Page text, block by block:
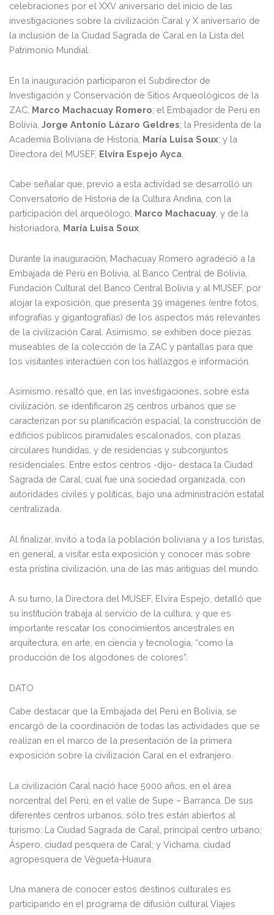
celebraciones por el XXV aniversario del inicio de las
investigaciones sobre la civilización Caral y X aniversario de
la inclusión de la Ciudad Sagrada de Caral en la Lista del
Patrimonio Mundial.
En la inauguración participaron el Subdirector de
Investigación y Conservación de Sitios Arqueológicos de la
ZAC, Marco Machacuay Romero; el Embajador de Perú en
Bolivia, Jorge Antonio Lázaro Geldres; la Presidenta de la
Academia Boliviana de Historia, María Luisa Soux; y la
Directora del MUSEF, Elvira Espejo Ayca
Cabe señalar que, previo a esta actividad se desarrolló un
Conversatorio de Historia de la Cultura Andina, con la
participación del arqueólogo, Marco Machacuay , y de la
historiadora, María Luisa Soux
Durante la inauguración, Machacuay Romero agradeció a la
Embajada de Perú en Bolivia, al Banco Central de Bolivia,
Fundación Cultural del Banco Central Bolivia y al MUSEF, por
alojar la exposición, que presenta 39 imágenes (entre fotos,
infografías y gigantografías) de los aspectos más relevantes
de la civilización Caral. Asimismo, se exhiben doce piezas
museables de la colección de la ZAC y pantallas para que
los visitantes interactúen con los hallazgos e información.
Asimismo, resaltó que, en las investigaciones, sobre esta
civilización, se identificaron 25 centros urbanos que se
caracterizan por su planificación espacial, la construcción de
edificios públicos piramidales escalonados, con plazas
circulares hundidas, y de residencias y subconjuntos
residenciales. Entre estos centros -dijo- destaca la Ciudad
Sagrada de Caral, cual fue una sociedad organizada, con
autoridades civiles y políticas, bajo una administración estatal
centralizada.
Al finalizar, invitó a toda la población boliviana y a los turistas,
en general, a visitar esta exposición y conocer más sobre
esta prístina civilización, una de las más antiguas del mundo.
A su turno, la Directora del MUSEF, Elvira Espejo, detalló que
su institución trabaja al servicio de la cultura, y que es
importante rescatar los conocimientos ancestrales en
arquitectura, en arte, en ciencia y tecnología, “como la
producción de los algodones de colores”.
DATO
Cabe destacar que la Embajada del Perú en Bolivia, se
encargó de la coordinación de todas las actividades que se
realizan en el marco de la presentación de la primera
exposición sobre la civilización Caral en el extranjero.
La civilización Caral nació hace 5000 años, en el área
norcentral del Perú, en el valle de Supe – Barranca. De sus
diferentes centros urbanos, sólo tres están abiertos al
turismo: La Ciudad Sagrada de Caral, principal centro urbano;
Áspero, ciudad pesquera de Caral; y Vichama, ciudad
agropesquera de Végueta-Huaura.
Una manera de conocer estos destinos culturales es
participando en el programa de difusión cultural Viajes